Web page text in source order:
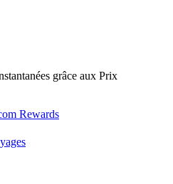
grâce aux Prix
Rewards